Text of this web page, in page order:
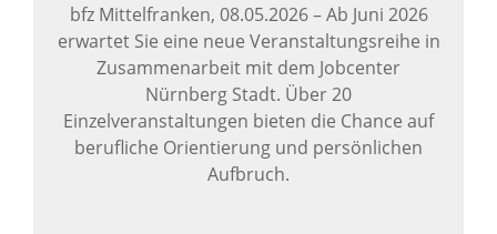
bfz Mittelfranken, 08.05.2026–Ab Juni 2026
erwartet Sie eine neue Veranstaltungsreihe in
Zusammenarbeit mit dem Jobcenter
Nürnberg Stadt. Über 20
Einzelveranstaltungen bieten die Chance auf
berufliche Orientierung und persönlichen
Aufbruch.